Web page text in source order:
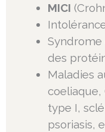
MICI
Syndrome
des
Maladies
type I,
psoriasis,